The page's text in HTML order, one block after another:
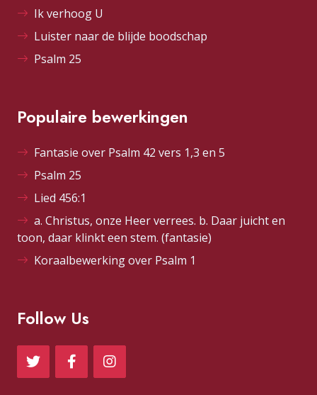
Ik verhoog U
Luister naar de blijde boodschap
Psalm 25
Populaire bewerkingen
Fantasie over Psalm 42 vers 1,3 en 5
Psalm 25
Lied 456:1
a. Christus, onze Heer verrees. b. Daar juicht en
toon, daar klinkt een stem. (fantasie)
Koraalbewerking over Psalm 1
Follow Us